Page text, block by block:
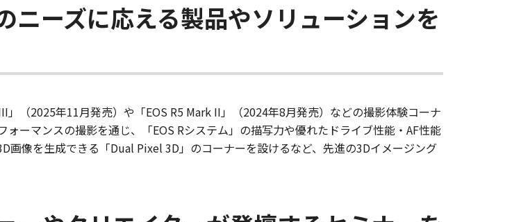
ニーズに応える製品やソリューションを
」（2025年11月発売）や「EOS R5 Mark II」（2024年8月発売）などの撮影体験コーナ
ーマンスの撮影を通じ、「EOS Rシステム」の描写力や優れたドライブ性能・AF性能
画像を生成できる「Dual Pixel 3D」のコーナーを設けるなど、先進の3Dイメージング